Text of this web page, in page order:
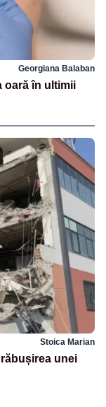
Georgiana Balaban
oară în ultimii
Stoica Marian
unei